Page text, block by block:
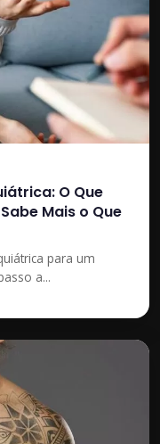
O Que
Mais o Que
para um
a...